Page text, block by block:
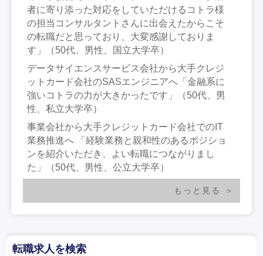
者に寄り添った対応をしていただけるコトラ様
の担当コンサルタントさんに出会えたからこそ
の転職だと思っており、大変感謝しておりま
す」（50代、男性、国立大学卒）
データサイエンスサービス会社から大手クレジ
ットカード会社のSASエンジニアへ「金融系に
強いコトラの力が大きかったです」（50代、男
性、私立大学卒）
事業会社から大手クレジットカード会社でのIT
業務推進へ 「経験業務と親和性のあるポジショ
ンを紹介いただき、よい転職につながりまし
た」（50代、男性、公立大学卒）
もっと見る
転職求人を検索